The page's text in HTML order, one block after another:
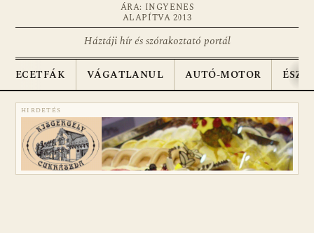
ÁRA: INGYENES
ALAPÍTVA 2013
Háztáji hír és szórakoztató portál
ECETFÁK VÁGATLANUL AUTÓ-MOTOR
HIRDETÉS